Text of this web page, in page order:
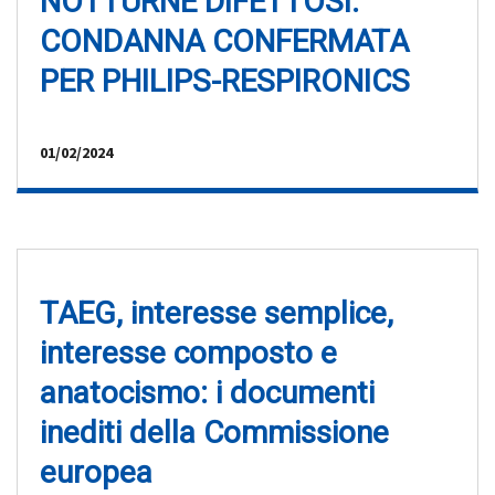
CONDANNA CONFERMATA
PER PHILIPS-RESPIRONICS
01/02/2024
TAEG, interesse semplice,
interesse composto e
anatocismo: i documenti
inediti della Commissione
europea